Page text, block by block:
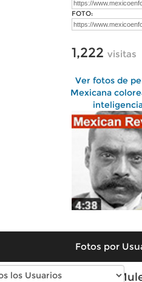
FOTO:
1,222 visitas
Ver fotos de
Mexicana
Fotos por
Fotos modernas de